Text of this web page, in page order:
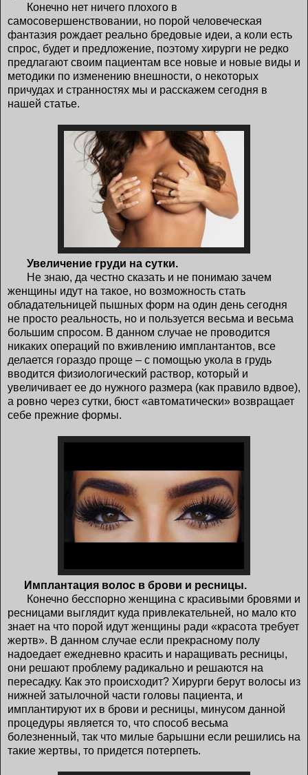
Конечно нет ничего плохого в
самосовершенствовании, но порой человеческая
фантазия рождает реально бредовые идеи, а коли есть
спрос, будет и предложение, поэтому хирурги не редко
предлагают своим пациентам все новые и новые виды и
методики по изменению внешности, о некоторых
причудах и странностях мы и расскажем сегодня в
нашей статье.
Увеличение груди на сутки.
Не знаю, да честно сказать и не понимаю зачем
женщины идут на такое, но возможность стать
обладательницей пышных форм на один день сегодня
не просто реальность, но и пользуется весьма и весьма
большим спросом. В данном случае не проводится
никаких операций по вживлению имплантантов, все
делается гораздо проще – с помощью укола в грудь
вводится физиологический раствор, который и
увеличивает ее до нужного размера (как правило вдвое),
а ровно через сутки, бюст «автоматически» возвращает
себе прежние формы.
Имплантация волос в брови и ресницы.
Конечно бесспорно женщина с красивыми бровями и
ресницами выглядит куда привлекательней, но мало кто
знает на что порой идут женщины ради «красота требует
жертв». В данном случае если прекрасному полу
надоедает ежедневно красить и наращивать ресницы,
они решают проблему радикально и решаются на
пересадку. Как это происходит? Хирурги берут волосы из
нижней затылочной части головы пациента, и
имплантируют их в брови и ресницы, минусом данной
процедуры является то, что способ весьма
болезненный, так что милые барышни если решились на
такие жертвы, то придется потерпеть.